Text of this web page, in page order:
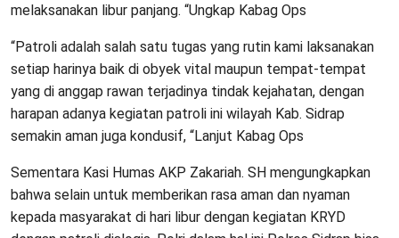
melaksanakan libur panjang. “Ungkap Kabag Ops
“Patroli adalah salah satu tugas yang rutin kami laksanakan
setiap harinya baik di obyek vital maupun tempat-tempat
yang di anggap rawan terjadinya tindak kejahatan, dengan
harapan adanya kegiatan patroli ini wilayah Kab. Sidrap
semakin aman juga kondusif, “Lanjut Kabag Ops
Sementara Kasi Humas AKP Zakariah. SH mengungkapkan
bahwa selain untuk memberikan rasa aman dan nyaman
kepada masyarakat di hari libur dengan kegiatan KRYD